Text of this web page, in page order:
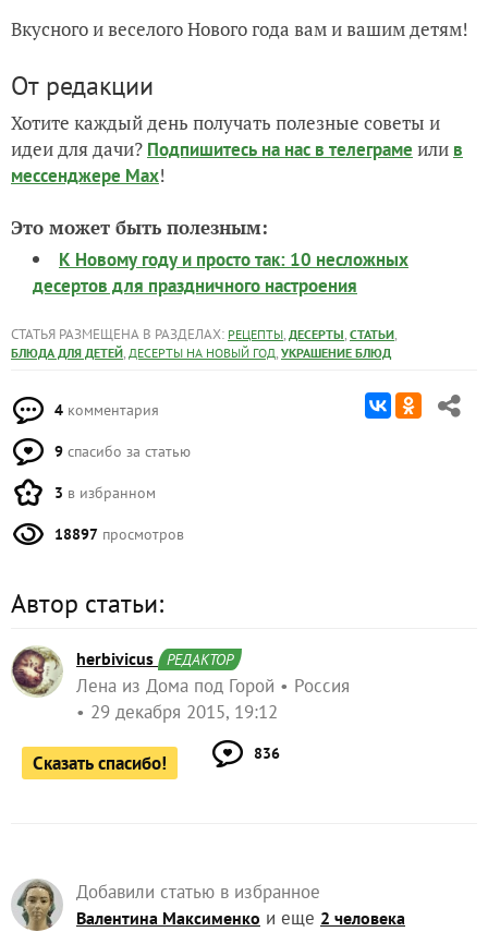
Вкусного и веселого Нового года вам и вашим детям!
От редакции
Хотите каждый день получать полезные советы и
идеи для дачи? Подпишитесь на нас в телеграме или в
мессенджере Max!
Это может быть полезным:
К Новому году и просто так: 10 несложных
десертов для праздничного настроения
СТАТЬЯ РАЗМЕЩЕНА В РАЗДЕЛАХ: РЕЦЕПТЫ, ДЕСЕРТЫ, СТАТЬИ,
БЛЮДА ДЛЯ ДЕТЕЙ, ДЕСЕРТЫ НА НОВЫЙ ГОД, УКРАШЕНИЕ БЛЮД
4 комментария
9 спасибо за статью
3 в избранном
18897 просмотров
Автор статьи:
herbivicus РЕДАКТОР
Лена из Дома под Горой
Россия
29 декабря 2015, 19:12
Сказать спасибо! 836
Добавили статью в избранное
Валентина Максименко и еще 2 человека